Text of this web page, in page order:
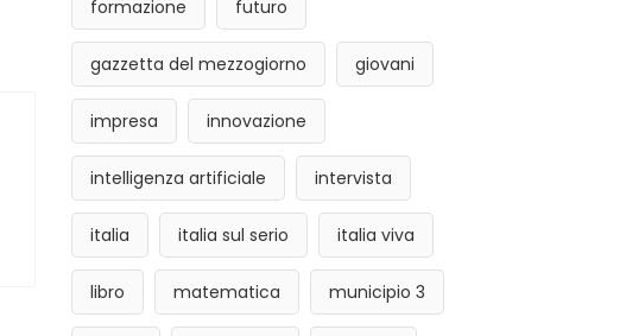
formazione futuro
gazzetta del mezzogiorno giovani
impresa innovazione
intelligenza artificiale intervista
italia italia sul serio italia viva
libro matematica municipio 3